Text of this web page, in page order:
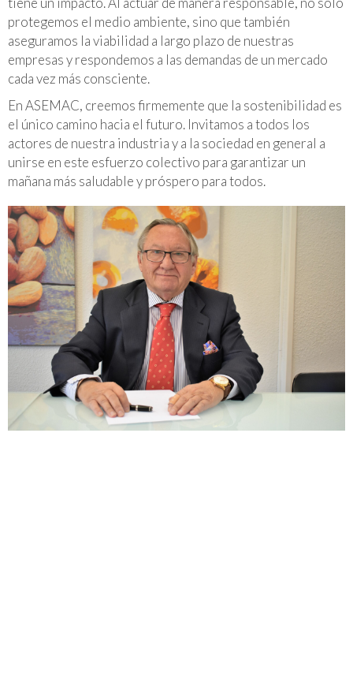
protegemos el medio ambiente, sino que también
aseguramos la viabilidad a largo plazo de nuestras
empresas y respondemos a las demandas de un mercado
cada vez más consciente.
En ASEMAC, creemos firmemente que la sostenibilidad es
el único camino hacia el futuro. Invitamos a todos los
actores de nuestra industria y a la sociedad en general a
unirse en este esfuerzo colectivo para garantizar un
mañana más saludable y próspero para todos.